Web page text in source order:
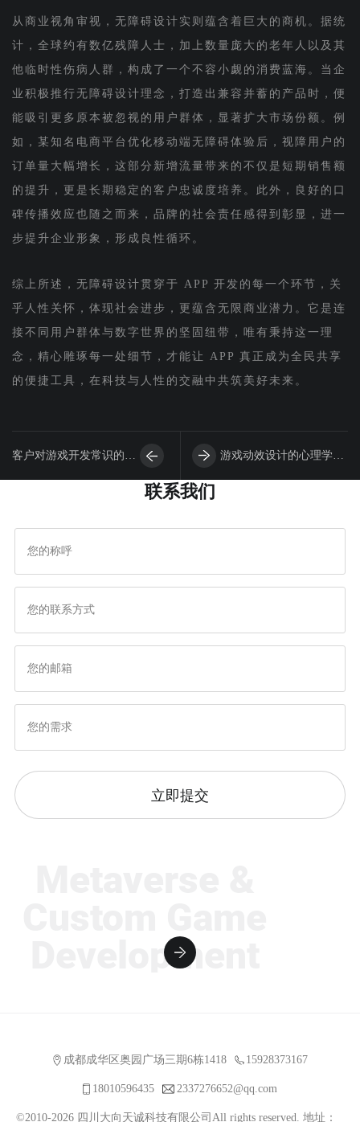
从商业视角审视，无障碍设计实则蕴含着巨大的商机。据统
计，全球约有数亿残障人士，加上数量庞大的老年人以及其
他临时性伤病人群，构成了一个不容小觑的消费蓝海。当企
业积极推行无障碍设计理念，打造出兼容并蓄的产品时，便
能吸引更多原本被忽视的用户群体，显著扩大市场份额。例
如，某知名电商平台优化移动端无障碍体验后，视障用户的
订单量大幅增长，这部分新增流量带来的不仅是短期销售额
的提升，更是长期稳定的客户忠诚度培养。此外，良好的口
碑传播效应也随之而来，品牌的社会责任感得到彰显，进一
步提升企业形象，形成良性循环。
综上所述，无障碍设计贯穿于 APP 开发的每一个环节，关
乎人性关怀，体现社会进步，更蕴含无限商业潜力。它是连
接不同用户群体与数字世界的坚固纽带，唯有秉持这一理
念，精心雕琢每一处细节，才能让 APP 真正成为全民共享
的便捷工具，在科技与人性的交融中共筑美好未来。
客户对游戏开发常识的了
发展
游戏动效设计的心理学原
联系我们
立即提交
成都成华区奥园广场三期6栋1418 15928373167
18010596435 2337276652@qq.com
©2010-2026 四川大向天诚科技有限公司All rights reserved. 地址：